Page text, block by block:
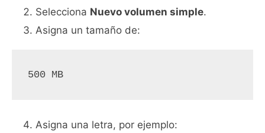
Selecciona Nuevo volumen simple.
Asigna un tamaño de:
500 MB
Asigna una letra, por ejemplo: